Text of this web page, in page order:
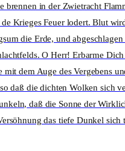
brennen in der Zwietracht
de Krieges Feuer lodert. Blut
die Erde, und
O Herr! Erbarme
mit dem Auge des Vergebens
daß die dichten Wolken sich
daß die Sonne der
das tiefe Dunkel sich